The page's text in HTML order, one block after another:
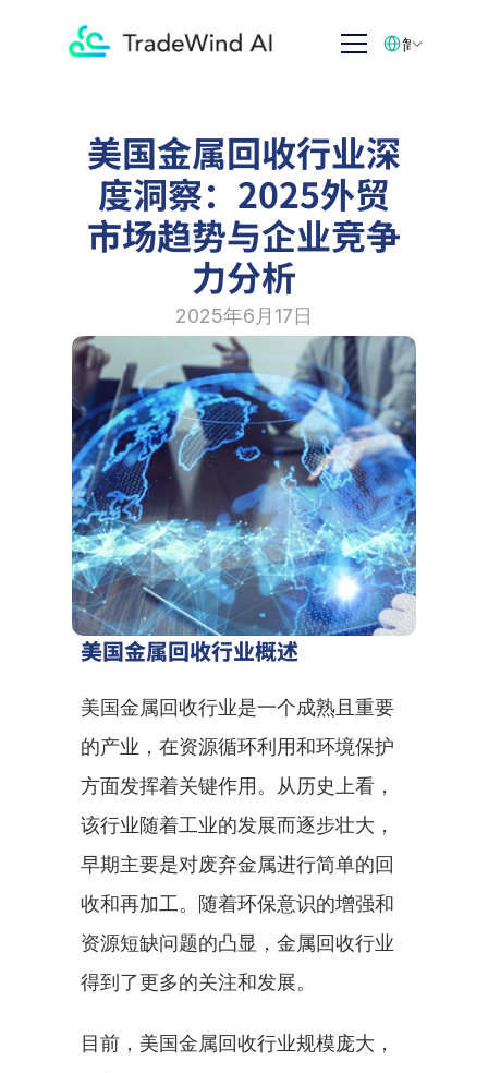
美国金属回收行业深
度洞察：2025外贸
市场趋势与企业竞争
力分析
2025年6月17日
美国金属回收行业概述
美国金属回收行业是一个成熟且重要
的产业，在资源循环利用和环境保护
方面发挥着关键作用。从历史上看，
该行业随着工业的发展而逐步壮大，
早期主要是对废弃金属进行简单的回
收和再加工。随着环保意识的增强和
资源短缺问题的凸显，金属回收行业
得到了更多的关注和发展。
目前，美国金属回收行业规模庞大，
简体中文